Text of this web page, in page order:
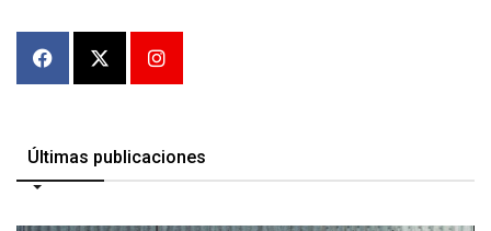
Últimas publicaciones